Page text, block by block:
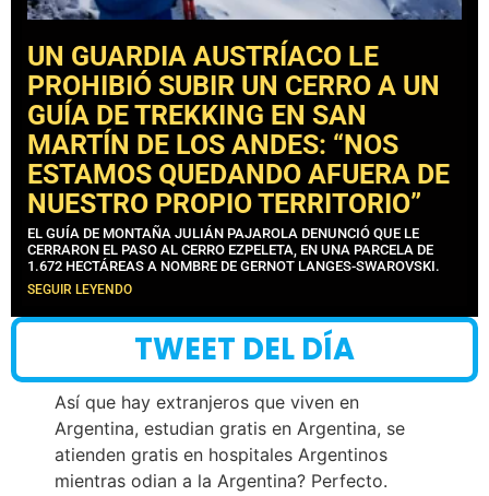
UN GUARDIA AUSTRÍACO LE
PROHIBIÓ SUBIR UN CERRO A UN
GUÍA DE TREKKING EN SAN
MARTÍN DE LOS ANDES: “NOS
ESTAMOS QUEDANDO AFUERA DE
NUESTRO PROPIO TERRITORIO”
EL GUÍA DE MONTAÑA JULIÁN PAJAROLA DENUNCIÓ QUE LE
CERRARON EL PASO AL CERRO EZPELETA, EN UNA PARCELA DE
1.672 HECTÁREAS A NOMBRE DE GERNOT LANGES-SWAROVSKI.
SEGUIR LEYENDO
TWEET DEL DÍA
Así que hay extranjeros que viven en
Argentina, estudian gratis en Argentina, se
atienden gratis en hospitales Argentinos
mientras odian a la Argentina? Perfecto.